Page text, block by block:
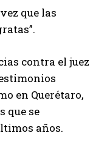
que las
contra el juez
en Querétaro,
que se
años.